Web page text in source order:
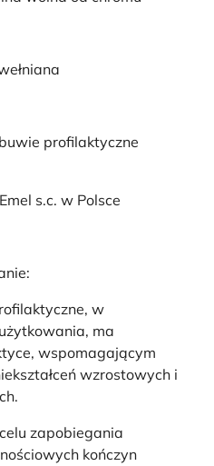
profilaktyczne
s.c. w Polsce
w
ma
wspomagającym
wzrostowych i
zapobiegania
kończyn